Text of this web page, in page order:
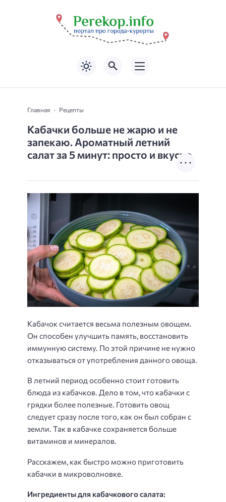
Главная Рецепты
Кабачки больше не жарю и не
запекаю. Ароматный летний
салат за 5 минут: просто и вкусно
Кабачок считается весьма полезным овощем.
Он способен улучшить память, восстановить
иммунную систему. По этой причине не нужно
отказываться от употребления данного овоща.
В летний период особенно стоит готовить
блюда из кабачков. Дело в том, что кабачки с
грядки более полезные. Готовить овощ
следует сразу после того, как он был собран с
земли. Так в кабачке сохраняется больше
витаминов и минералов.
Расскажем, как быстро можно приготовить
кабачки в микроволновке.
Ингредиенты для кабачкового салата: